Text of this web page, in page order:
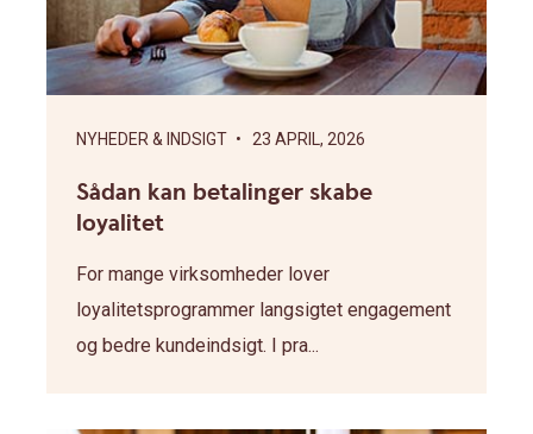
NYHEDER & INDSIGT • 23 APRIL, 2026
Sådan kan betalinger skabe
loyalitet
For mange virksomheder lover
loyalitetsprogrammer langsigtet engagement
og bedre kundeindsigt. I pra...